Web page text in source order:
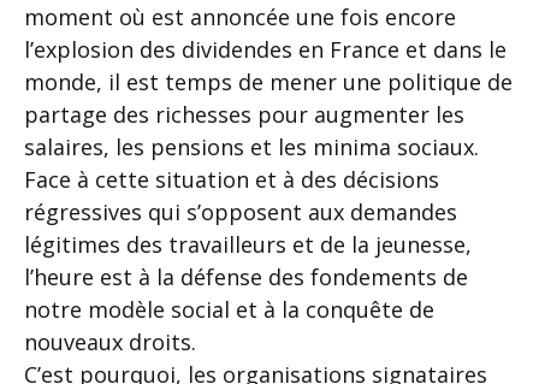
moment où est annoncée une fois encore
l’explosion des dividendes en France et dans le
monde, il est temps de mener une politique de
partage des richesses pour augmenter les
salaires, les pensions et les minima sociaux.
Face à cette situation et à des décisions
régressives qui s’opposent aux demandes
légitimes des travailleurs et de la jeunesse,
l’heure est à la défense des fondements de
notre modèle social et à la conquête de
nouveaux droits.
C’est pourquoi, les organisations signataires